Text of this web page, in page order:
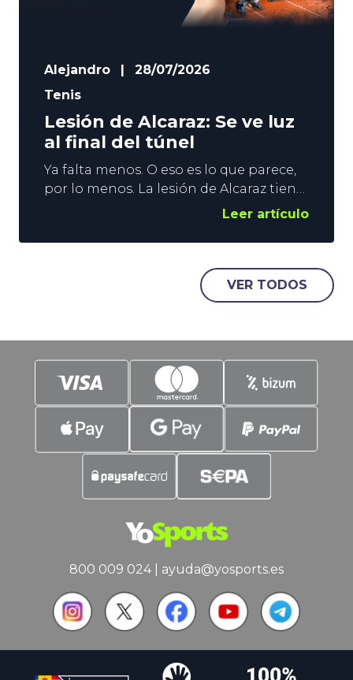
Alejandro |
28/07/2026
Tenis
Lesión de Alcaraz: Se ve luz
al final del túnel
Ya falta menos. O eso es lo que parece,
por lo menos. La lesión de Alcaraz tiene
al español fuera de las pistas desde
entre los 2 mejores tenistas del
agosto será el mes de la reaparición del
Leer artículo
VER TODOS
800 009 024| ayuda@yosports.es